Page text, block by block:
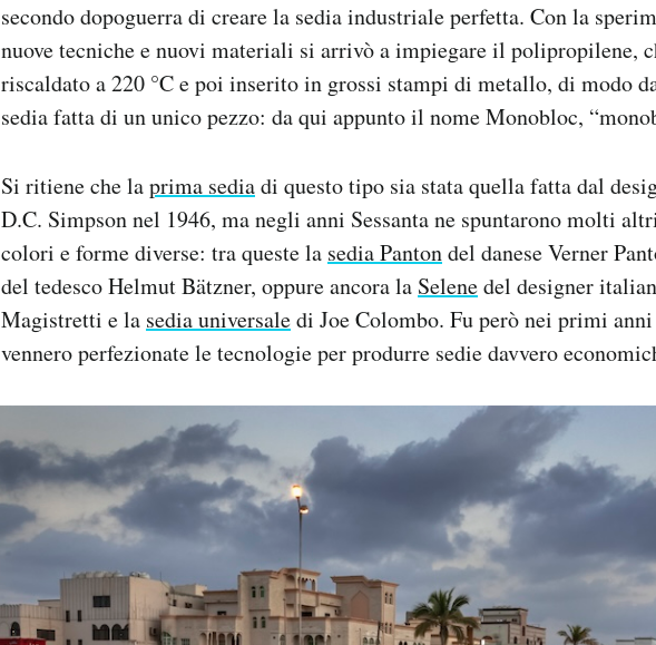
secondo dopoguerra di creare la sedia industriale perfetta. Con la
nuove tecniche e nuovi materiali si arrivò a impiegare il polipropilene,
riscaldato a 220 °C e poi inserito in grossi stampi di metallo, di modo
sedia fatta di un unico pezzo: da qui appunto il nome Monobloc,
Si ritiene che laprima sediadi questo tipo sia stata quella fatta dal
D.C. Simpson nel 1946, ma negli anni Sessanta ne spuntarono molti
colori e forme diverse: tra queste la sedia Pantondel danese Verner
del tedesco Helmut Bätzner, oppure ancora la Selenedel designer
Magistretti e la sedia universaledi Joe Colombo. Fu però nei primi anni
vennero perfezionate le tecnologie per produrre sedie davvero